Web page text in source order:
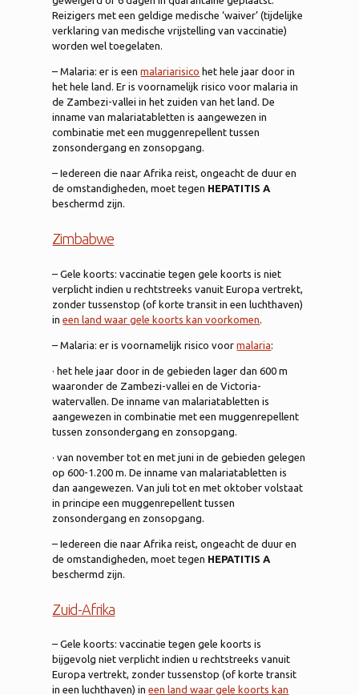
Reizigers met een geldige medische ‘waiver’ (tijdelijke
verklaring van medische vrijstelling van vaccinatie)
worden wel toegelaten.
– Malaria: er is eenmalariarisico het hele jaar door in
het hele land. Er is voornamelijk risico voor malaria in
de Zambezi-vallei in het zuiden van het land. De
inname van malariatabletten is aangewezen in
combinatie met een muggenrepellent tussen
zonsondergang en zonsopgang.
– Iedereen die naar Afrika reist, ongeacht de duur en
de omstandigheden, moet tegen HEPATITIS A
beschermd zijn.
Zimbabwe
– Gele koorts: vaccinatie tegen gele koorts is niet
verplicht indien u rechtstreeks vanuit Europa vertrekt,
zonder tussenstop (of korte transit in een luchthaven)
ineen land waar gele koorts kan voorkomen
– Malaria: er is voornamelijk risico voormalaria:
· het hele jaar door in de gebieden lager dan 600 m
waaronder de Zambezi-vallei en de Victoria-
watervallen. De inname van malariatabletten is
aangewezen in combinatie met een muggenrepellent
tussen zonsondergang en zonsopgang.
· van november tot en met juni in de gebieden gelegen
op 600-1.200 m. De inname van malariatabletten is
dan aangewezen. Van juli tot en met oktober volstaat
in principe een muggenrepellent tussen
zonsondergang en zonsopgang.
– Iedereen die naar Afrika reist, ongeacht de duur en
de omstandigheden, moet tegen HEPATITIS A
beschermd zijn.
Zuid-Afrika
– Gele koorts: vaccinatie tegen gele koorts is
bijgevolg niet verplicht indien u rechtstreeks vanuit
Europa vertrekt, zonder tussenstop (of korte transit
in een luchthaven) ineen land waar gele koorts kan